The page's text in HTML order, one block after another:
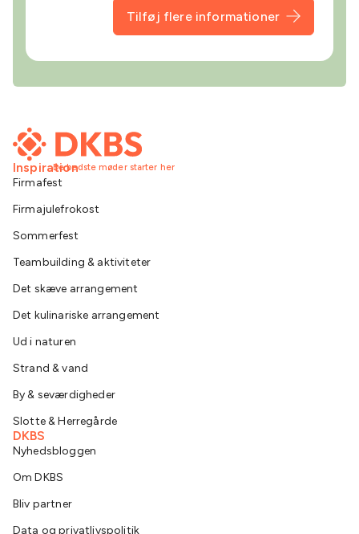
Tilføj flere informationer
De bedste møder starter her
Inspiration
Firmafest
Firmajulefrokost
Sommerfest
Teambuilding & aktiviteter
Det skæve arrangement
Det kulinariske arrangement
Ud i naturen
Strand & vand
By & seværdigheder
Slotte & Herregårde
DKBS
Nyhedsbloggen
Om DKBS
Bliv partner
Data og privatlivspolitik